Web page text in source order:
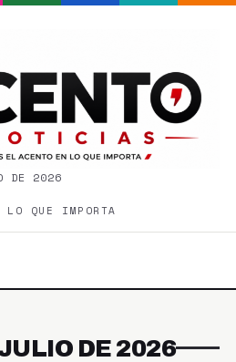
DE 2026
LO QUE IMPORTA
DE 2026